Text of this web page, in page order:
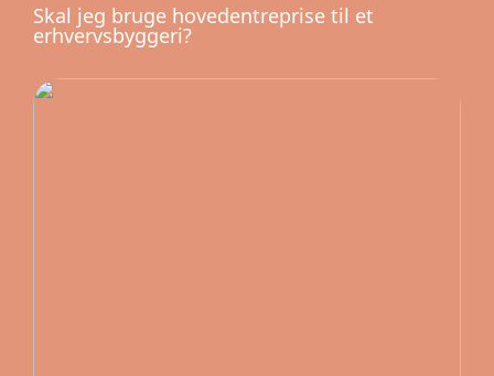
Skal jeg bruge hovedentreprise til et
erhvervsbyggeri?